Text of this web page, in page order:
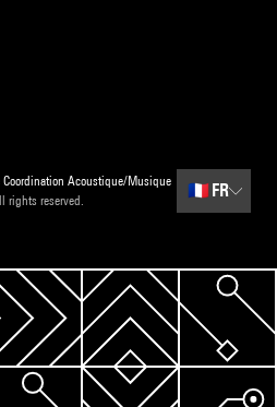
Coordination Acoustique/Musique
rights reserved.
🇫🇷 FR